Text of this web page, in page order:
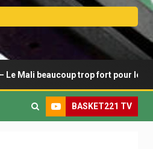
trop fort pour le Bénin
BASKET221 TV